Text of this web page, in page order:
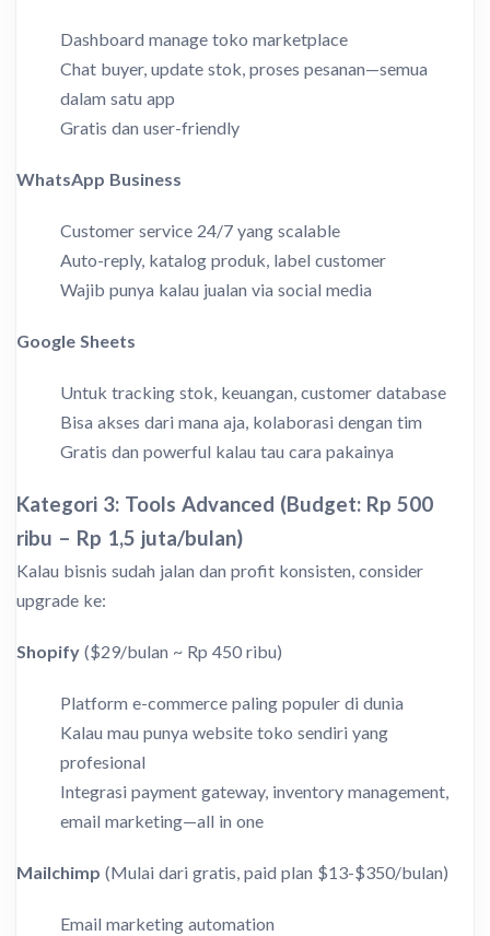
Dashboard manage toko marketplace
Chat buyer, update stok, proses pesanan—semua
dalam satu app
Gratis dan user-friendly
WhatsApp Business
Customer service 24/7 yang scalable
Auto-reply, katalog produk, label customer
Wajib punya kalau jualan via social media
Google Sheets
Untuk tracking stok, keuangan, customer database
Bisa akses dari mana aja, kolaborasi dengan tim
Gratis dan powerful kalau tau cara pakainya
Kategori 3: Tools Advanced (Budget: Rp 500
ribu – Rp 1,5 juta/bulan)
Kalau bisnis sudah jalan dan profit konsisten, consider
upgrade ke:
Shopify ($29/bulan ~ Rp 450 ribu)
Platform e-commerce paling populer di dunia
Kalau mau punya website toko sendiri yang
profesional
Integrasi payment gateway, inventory management,
email marketing—all in one
Mailchimp (Mulai dari gratis, paid plan $13-$350/bulan)
Email marketing automation